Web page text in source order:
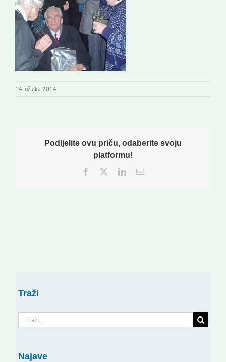
Izdavaštvo
Korisne informacije
14. ožujka 2014
Podijelite ovu priču, odaberite svoju
platformu!
Facebook
TwitterLinkedInEmail:
Traži
Traži...
Najave